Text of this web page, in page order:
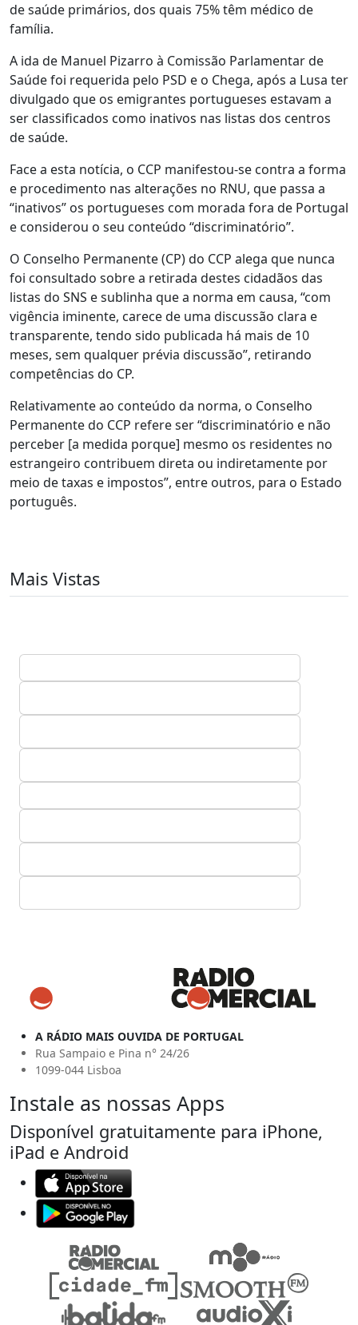
de saúde primários, dos quais 75% têm médico de
família.
A ida de Manuel Pizarro à Comissão Parlamentar de
Saúde foi requerida pelo PSD e o Chega, após a Lusa ter
divulgado que os emigrantes portugueses estavam a
ser classificados como inativos nas listas dos centros
de saúde.
Face a esta notícia, o CCP manifestou-se contra a forma
e procedimento nas alterações no RNU, que passa a
“inativos” os portugueses com morada fora de Portugal
e considerou o seu conteúdo “discriminatório”.
O Conselho Permanente (CP) do CCP alega que nunca
foi consultado sobre a retirada destes cidadãos das
listas do SNS e sublinha que a norma em causa, “com
vigência iminente, carece de uma discussão clara e
transparente, tendo sido publicada há mais de 10
meses, sem qualquer prévia discussão”, retirando
competências do CP.
Relativamente ao conteúdo da norma, o Conselho
Permanente do CCP refere ser “discriminatório e não
perceber [a medida porque] mesmo os residentes no
estrangeiro contribuem direta ou indiretamente por
meio de taxas e impostos”, entre outros, para o Estado
português.
Mais Vistas
A RÁDIO MAIS OUVIDA DE PORTUGAL
Rua Sampaio e Pina n° 24/26
1099-044 Lisboa
Instale as nossas Apps
Disponível gratuitamente para iPhone,
iPad e Android